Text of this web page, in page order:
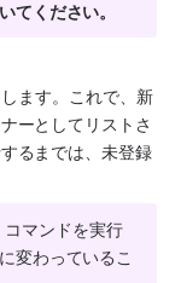
てください。
ます。これで、新
ーとしてリストさ
るまでは、未登録
マンドを実行
変わっているこ